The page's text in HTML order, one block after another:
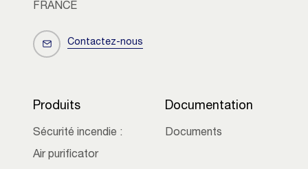
FRANCE
Contactez-nous
Produits
Sécurité incendie :
Air purificator
Documentation
Documents